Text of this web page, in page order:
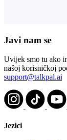
Javi nam se
Uvijek smo tu ako
našoj korisničkoj
support@talkpal.ai
Jezici